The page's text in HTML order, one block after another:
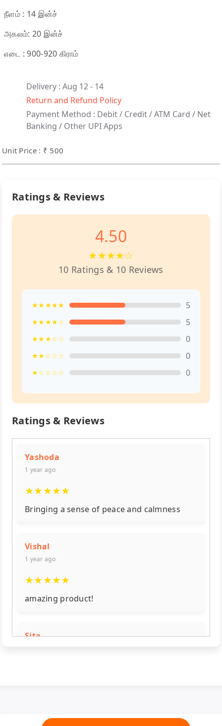
நீளம் : 14 இன்ச்
அகலம்: 20 இன்ச்
எடை : 900-920 கிராம்
Delivery : Aug 12 - 14
Return and Refund Policy
Payment Method : Debit / Credit / ATM Card / Net
Banking / Other UPI Apps
Unit Price : ₹ 500
Ratings & Reviews
4.50
★★★★☆
10 Ratings & 10 Reviews
★★★★★ 5
★★★★☆ 5
★★★☆☆ 0
★★☆☆☆ 0
★☆☆☆☆ 0
Ratings & Reviews
Yashoda
1 year ago
★★★★★
Bringing a sense of peace and calmness
Vishal
1 year ago
★★★★★
amazing product!
Sita